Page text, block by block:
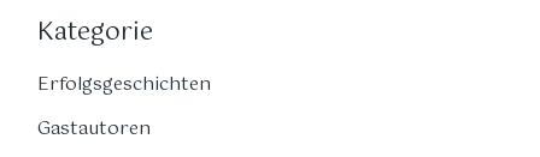
Kategorie
Erfolgsgeschichten
Gastautoren